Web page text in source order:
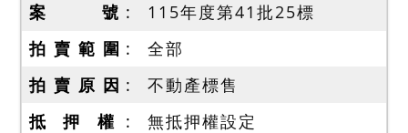
案 號
115年度第41批25標
拍 賣 範 圍
全部
拍 賣 原 因
不動產標售
抵 押 權
無抵押權設定